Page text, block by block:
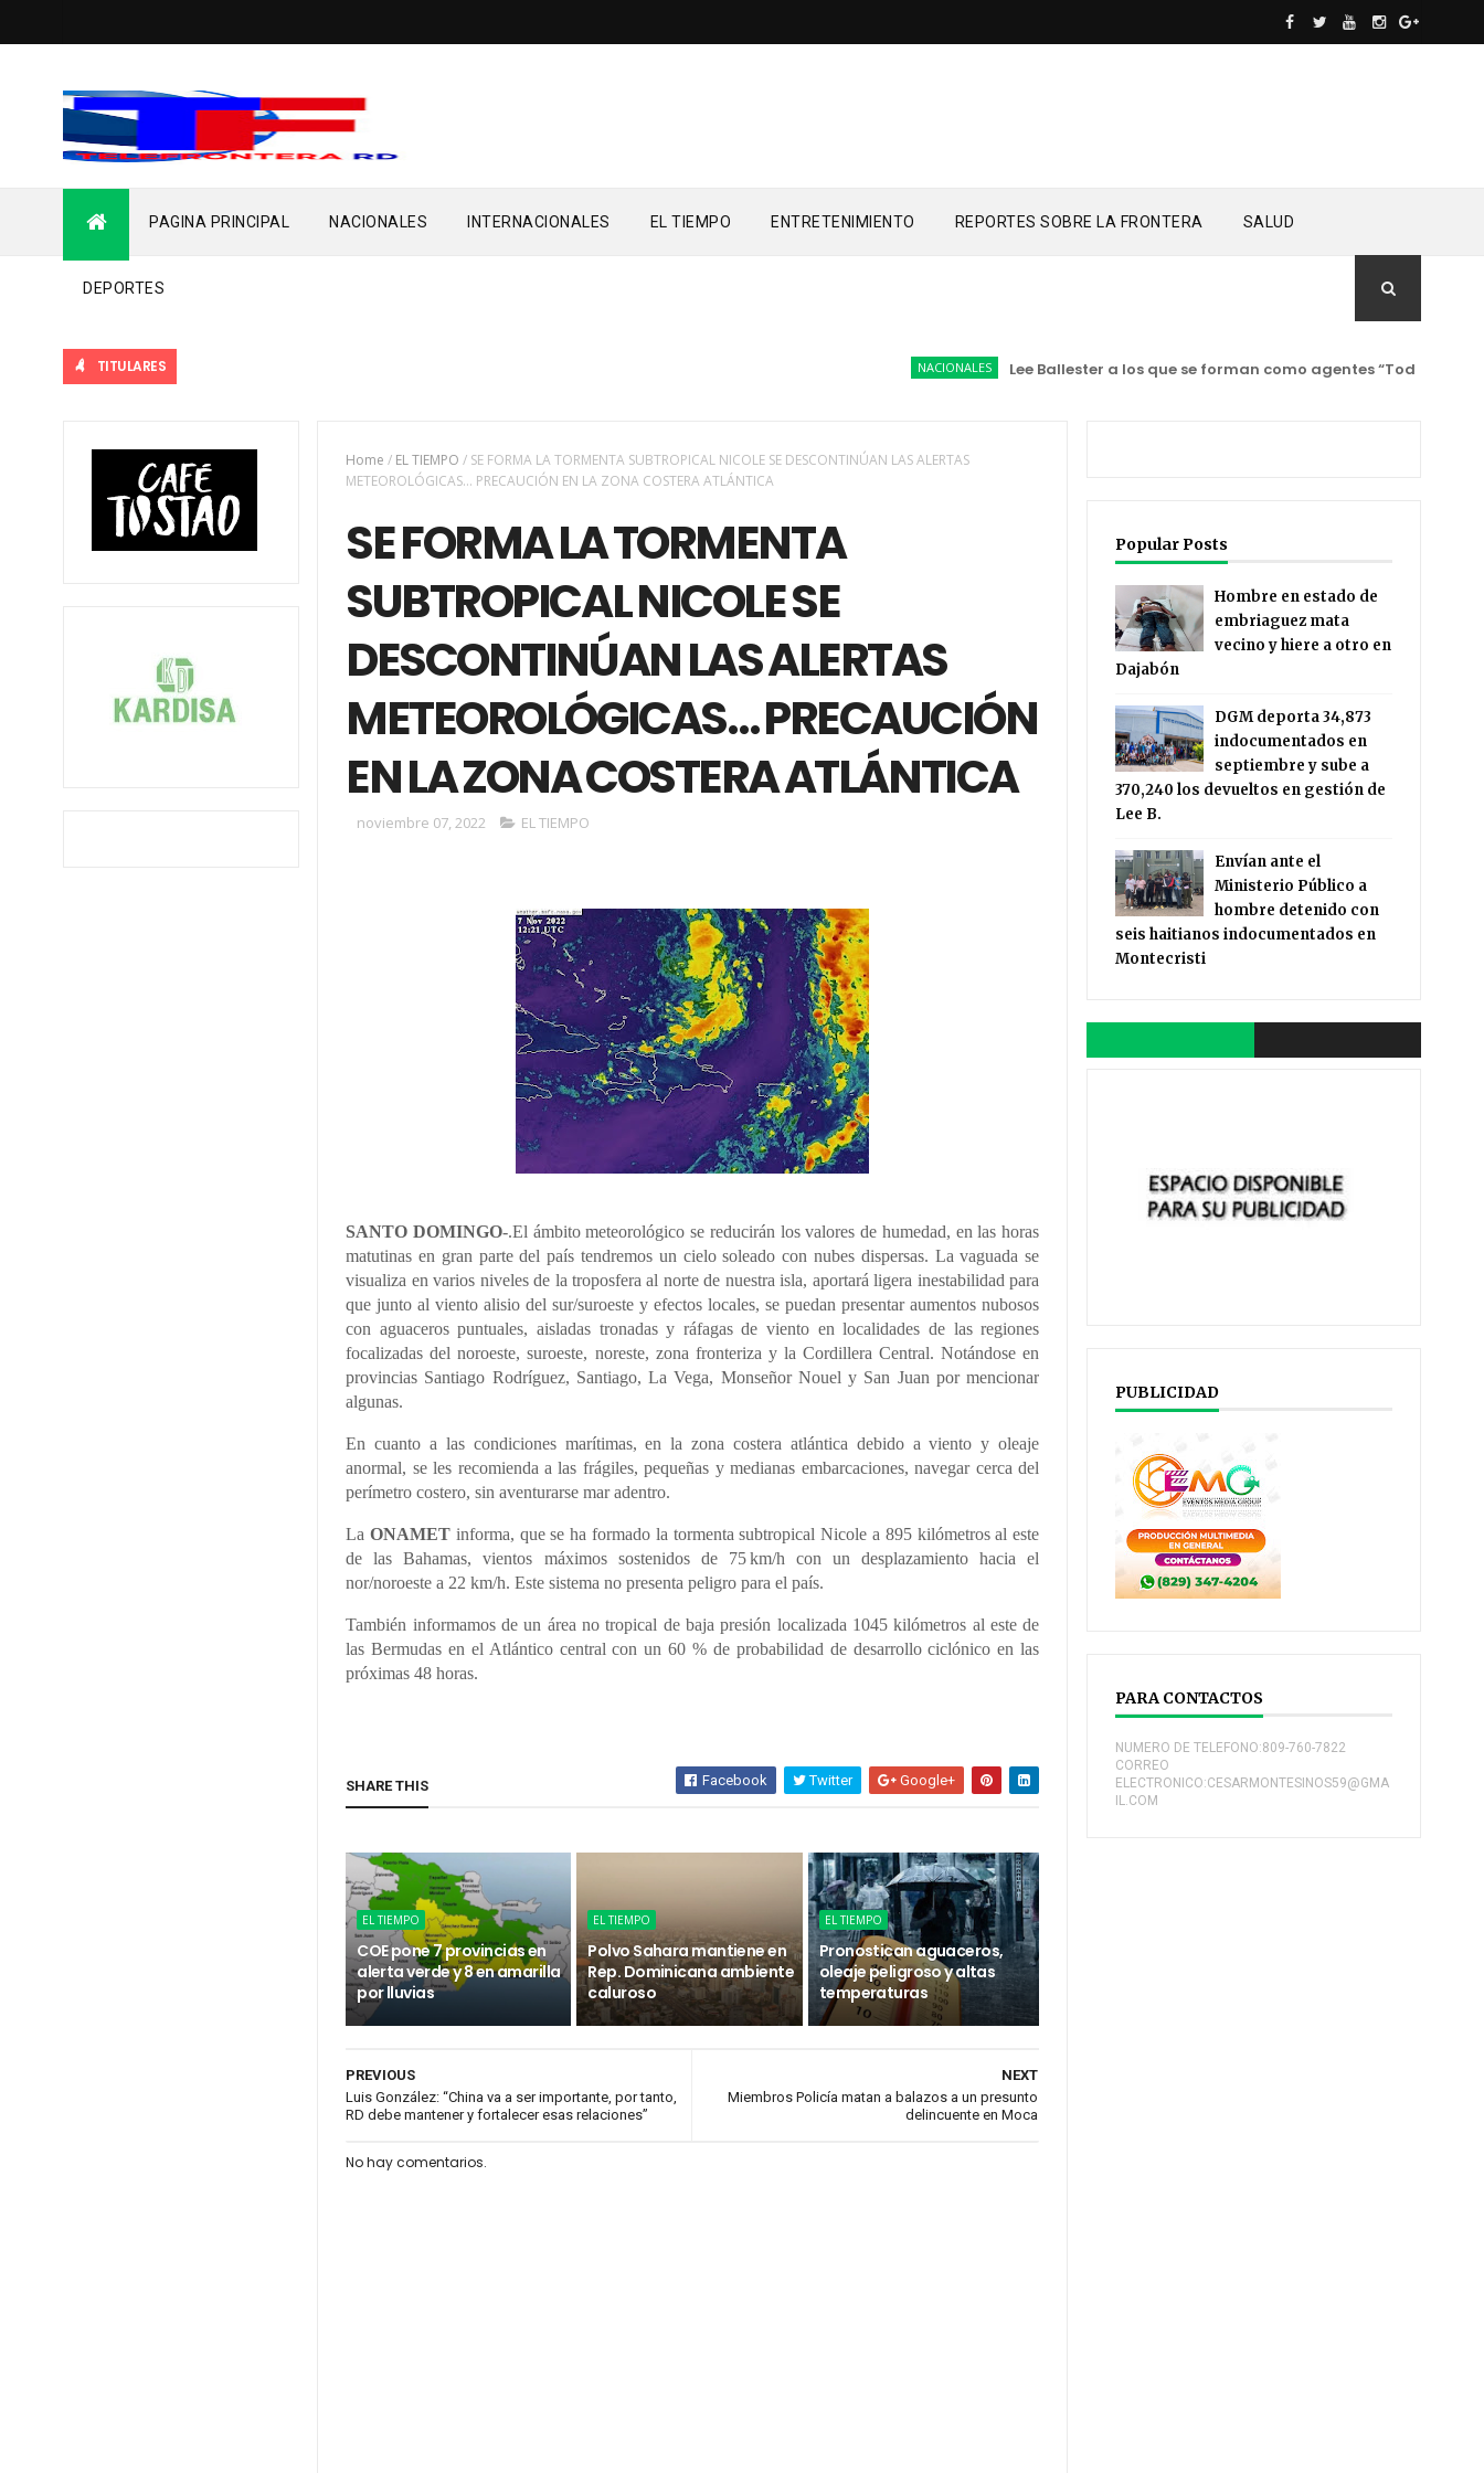
PAGINA PRINCIPAL NACIONALES INTERNACIONALES EL TIEMPO ENTRETENIMIENTO REPORTES SOBRE LA FRONTERA SALUD
DEPORTES
TITULARES NACIONALES Lee Ballester a los que se forman como agentes “Todo el equipo
Home / EL TIEMPO / SE FORMA LA TORMENTA SUBTROPICAL NICOLE SE DESCONTINÚAN LAS ALERTAS
METEOROLÓGICAS… PRECAUCIÓN EN LA ZONA COSTERA ATLÁNTICA
SE FORMA LA TORMENTA
SUBTROPICAL NICOLE SE
DESCONTINÚAN LAS ALERTAS
METEOROLÓGICAS… PRECAUCIÓN
EN LA ZONA COSTERA ATLÁNTICA
noviembre 07, 2022 EL TIEMPO
SANTO DOMINGO-.El ámbito meteorológico se reducirán los valores de humedad, en las horas
matutinas en gran parte del país tendremos un cielo soleado con nubes dispersas. La vaguada se
visualiza en varios niveles de la troposfera al norte de nuestra isla, aportará ligera inestabilidad para
que junto al viento alisio del sur/suroeste y efectos locales, se puedan presentar aumentos nubosos
con aguaceros puntuales, aisladas tronadas y ráfagas de viento en localidades de las regiones
focalizadas del noroeste, suroeste, noreste, zona fronteriza y la Cordillera Central. Notándose en
provincias Santiago Rodríguez, Santiago, La Vega, Monseñor Nouel y San Juan por mencionar
algunas.
En cuanto a las condiciones marítimas, en la zona costera atlántica debido a viento y oleaje
anormal, se les recomienda a las frágiles, pequeñas y medianas embarcaciones, navegar cerca del
perímetro costero, sin aventurarse mar adentro.
La ONAMETinforma, que se ha formado la tormenta subtropical Nicole a 895 kilómetros al este
de las Bahamas, vientos máximos sostenidos de 75 km/h con un desplazamiento hacia el
nor/noroeste a 22 km/h. Este sistema no presenta peligro para el país.
También informamos de un área no tropical de baja presión localizada 1045 kilómetros al este de
las Bermudas en el Atlántico central con un 60 % de probabilidad de desarrollo ciclónico en las
próximas 48 horas.
SHARE THIS Facebook Twitter Google+
EL TIEMPO
COE pone 7 provincias en
alerta verde y 8 en amarilla
por lluvias
EL TIEMPO
Polvo Sahara mantiene en
Rep. Dominicana ambiente
caluroso
EL TIEMPO
Pronostican aguaceros,
oleaje peligroso y altas
temperaturas
NEXT
Miembros Policía matan a balazos a un presunto
delincuente en Moca
PREVIOUS
Luis González: “China va a ser importante, por tanto,
RD debe mantener y fortalecer esas relaciones”
No hay comentarios.
Popular Posts
Hombre en estado de
embriaguez mata
vecino y hiere a otro en
Dajabón
DGM deporta 34,873
indocumentados en
septiembre y sube a
370,240 los devueltos en gestión de
Lee B.
Envían ante el
Ministerio Público a
hombre detenido con
seis haitianos indocumentados en
Montecristi
PUBLICIDAD
PARA CONTACTOS
NUMERO DE TELEFONO:809-760-7822
CORREO
ELECTRONICO:CESARMONTESINOS59@GMA
IL.COM